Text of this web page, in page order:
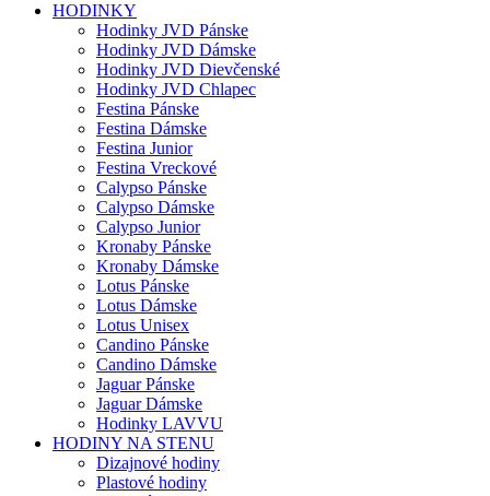
HODINKY
Hodinky JVD Pánske
Hodinky JVD Dámske
Hodinky JVD Dievčenské
Hodinky JVD Chlapec
Festina Pánske
Festina Dámske
Festina Junior
Festina Vreckové
Calypso Pánske
Calypso Dámske
Calypso Junior
Kronaby Pánske
Kronaby Dámske
Lotus Pánske
Lotus Dámske
Lotus Unisex
Candino Pánske
Candino Dámske
Jaguar Pánske
Jaguar Dámske
Hodinky LAVVU
HODINY NA STENU
Dizajnové hodiny
Plastové hodiny